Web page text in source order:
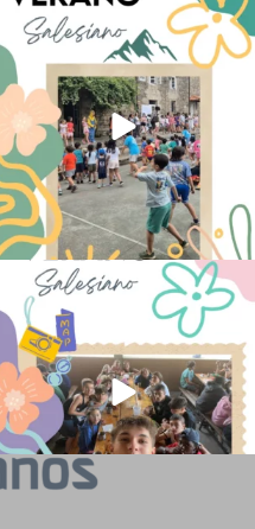
La diversión y la alegría también se han
sentido...
93 0
viviendo la alegría en el campamento
...